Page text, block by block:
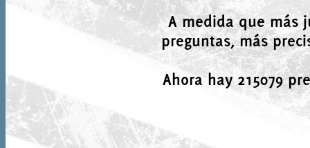
A medida que más
preguntas, más
Ahora hay 215079